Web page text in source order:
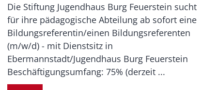
Die Stiftung Jugendhaus Burg Feuerstein sucht
für ihre pädagogische Abteilung ab sofort eine
Bildungsreferentin/einen Bildungsreferenten
(m/w/d) - mit Dienstsitz in
Ebermannstadt/Jugendhaus Burg Feuerstein
Beschäftigungsumfang: 75% (derzeit ...